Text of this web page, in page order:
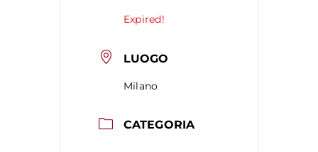
Expired!
LUOGO
Milano
CATEGORIA